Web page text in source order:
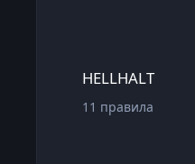
HELLHALT
11 правила